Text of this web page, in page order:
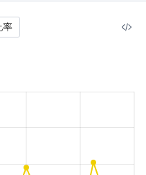
率